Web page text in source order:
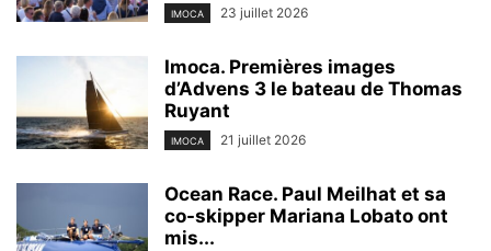
IMOCA 23 juillet 2026
Imoca. Premières images
d’Advens 3 le bateau de Thomas
Ruyant
IMOCA 21 juillet 2026
Ocean Race. Paul Meilhat et sa
co-skipper Mariana Lobato ont
mis...